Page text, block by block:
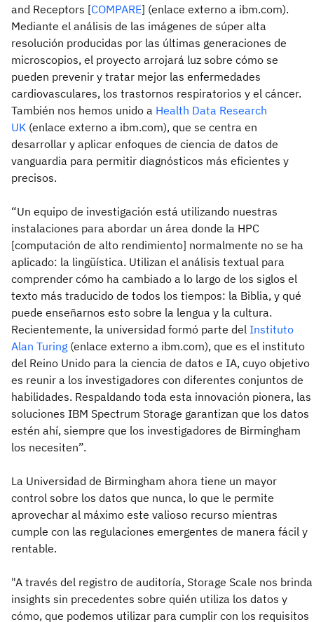
and Receptors [COMPARE] (enlace externo a ibm.com).
Mediante el análisis de las imágenes de súper alta
resolución producidas por las últimas generaciones de
microscopios, el proyecto arrojará luz sobre cómo se
pueden prevenir y tratar mejor las enfermedades
cardiovasculares, los trastornos respiratorios y el cáncer.
También nos hemos unido a Health Data Research
UK (enlace externo a ibm.com), que se centra en
desarrollar y aplicar enfoques de ciencia de datos de
vanguardia para permitir diagnósticos más eficientes y
precisos.
“Un equipo de investigación está utilizando nuestras
instalaciones para abordar un área donde la HPC
[computación de alto rendimiento] normalmente no se ha
aplicado: la lingüística. Utilizan el análisis textual para
comprender cómo ha cambiado a lo largo de los siglos el
texto más traducido de todos los tiempos: la Biblia, y qué
puede enseñarnos esto sobre la lengua y la cultura.
Recientemente, la universidad formó parte del Instituto
Alan Turing (enlace externo a ibm.com), que es el instituto
del Reino Unido para la ciencia de datos e IA, cuyo objetivo
es reunir a los investigadores con diferentes conjuntos de
habilidades. Respaldando toda esta innovación pionera, las
soluciones IBM Spectrum Storage garantizan que los datos
estén ahí, siempre que los investigadores de Birmingham
los necesiten”.
La Universidad de Birmingham ahora tiene un mayor
control sobre los datos que nunca, lo que le permite
aprovechar al máximo este valioso recurso mientras
cumple con las regulaciones emergentes de manera fácil y
rentable.
"A través del registro de auditoría, Storage Scale nos brinda
insights sin precedentes sobre quién utiliza los datos y
cómo, que podemos utilizar para cumplir con los requisitos